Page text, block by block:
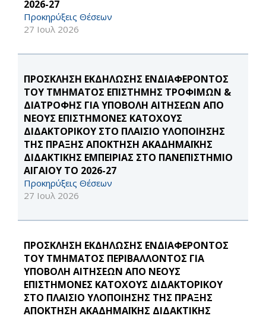
2026-27
Προκηρύξεις Θέσεων
27 Ιουλ 2026
ΠΡΟΣΚΛΗΣΗ ΕΚΔΗΛΩΣΗΣ ΕΝΔΙΑΦΕΡΟΝΤΟΣ
ΤΟΥ ΤΜΗΜΑΤΟΣ ΕΠΙΣΤΗΜΗΣ ΤΡΟΦΙΜΩΝ &
ΔΙΑΤΡΟΦΗΣ ΓΙΑ ΥΠΟΒΟΛΗ ΑΙΤΗΣΕΩΝ ΑΠΟ
ΝΕΟΥΣ ΕΠΙΣΤΗΜΟΝΕΣ ΚΑΤΟΧΟΥΣ
ΔΙΔΑΚΤΟΡΙΚΟΥ ΣΤΟ ΠΛΑΙΣΙΟ ΥΛΟΠΟΙΗΣΗΣ
ΤΗΣ ΠΡΑΞΗΣ ΑΠΟΚΤΗΣΗ ΑΚΑΔΗΜΑΪΚΗΣ
ΔΙΔΑΚΤΙΚΗΣ ΕΜΠΕΙΡΙΑΣ ΣΤΟ ΠΑΝΕΠΙΣΤΗΜΙΟ
ΑΙΓΑΙΟΥ ΤΟ 2026-27
Προκηρύξεις Θέσεων
27 Ιουλ 2026
ΠΡΟΣΚΛΗΣΗ ΕΚΔΗΛΩΣΗΣ ΕΝΔΙΑΦΕΡΟΝΤΟΣ
ΤΟΥ ΤΜΗΜΑΤΟΣ ΠΕΡΙΒΑΛΛΟΝΤΟΣ ΓΙΑ
ΥΠΟΒΟΛΗ ΑΙΤΗΣΕΩΝ ΑΠΟ ΝΕΟΥΣ
ΕΠΙΣΤΗΜΟΝΕΣ ΚΑΤΟΧΟΥΣ ΔΙΔΑΚΤΟΡΙΚΟΥ
ΣΤΟ ΠΛΑΙΣΙΟ ΥΛΟΠΟΙΗΣΗΣ ΤΗΣ ΠΡΑΞΗΣ
ΑΠΟΚΤΗΣΗ ΑΚΑΔΗΜΑΪΚΗΣ ΔΙΔΑΚΤΙΚΗΣ